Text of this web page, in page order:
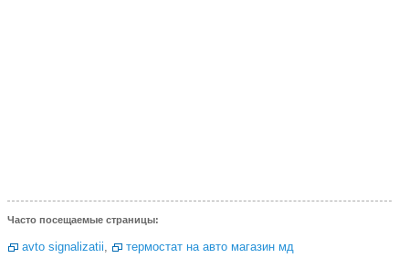
Часто посещаемые страницы:
avto signalizatii, термостат на авто магазин мд